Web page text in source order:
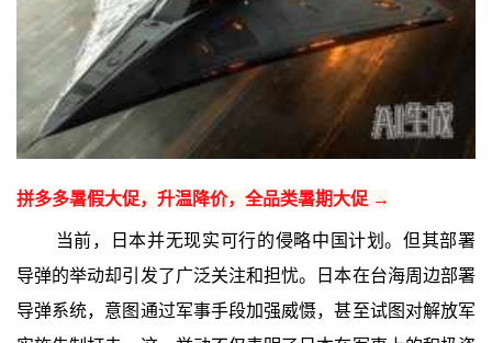
拼多多暑假大促，升温降价，全品类暑期大促 →
当前，日本并无现实可行的侵略中国计划。但其部署
导弹的举动却引发了广泛关注和担忧。日本在台海周边部署
导弹系统，意图通过军事手段加强威慑，甚至试图对解放军